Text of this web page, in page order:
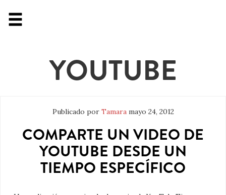
YOUTUBE
Publicado por Tamara mayo 24, 2012
COMPARTE UN VIDEO DE
YOUTUBE DESDE UN
TIEMPO ESPECÍFICO